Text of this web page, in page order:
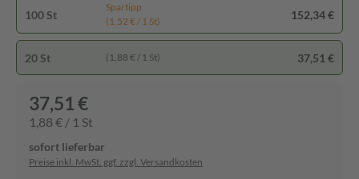
100 St
Spartipp
(1,52 € / 1 St)
152,34 €
20 St (1,88 € / 1 St) 37,51 €
37,51 €
1,88 € / 1 St
sofort lieferbar
Preise inkl. MwSt. ggf. zzgl. Versandkosten